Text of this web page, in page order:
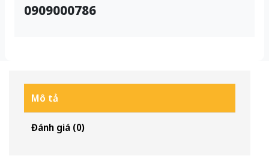
0909000786
Mô tả
Đánh giá (0)